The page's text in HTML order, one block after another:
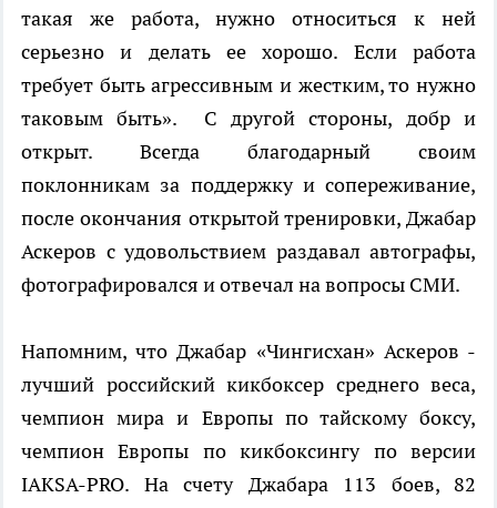
такая же работа, нужно относиться к ней
серьезно и делать ее хорошо. Если работа
требует быть агрессивным и жестким, то нужно
таковым быть». С другой стороны, добр и
открыт. Всегда благодарный своим
поклонникам за поддержку и сопереживание,
после окончания открытой тренировки, Джабар
Аскеров с удовольствием раздавал автографы,
фотографировался и отвечал на вопросы СМИ.
Напомним, что Джабар «Чингисхан» Аскеров -
лучший российский кикбоксер среднего веса,
чемпион мира и Европы по тайскому боксу,
чемпион Европы по кикбоксингу по версии
IAKSA-PRO. На счету Джабара 113 боев, 82